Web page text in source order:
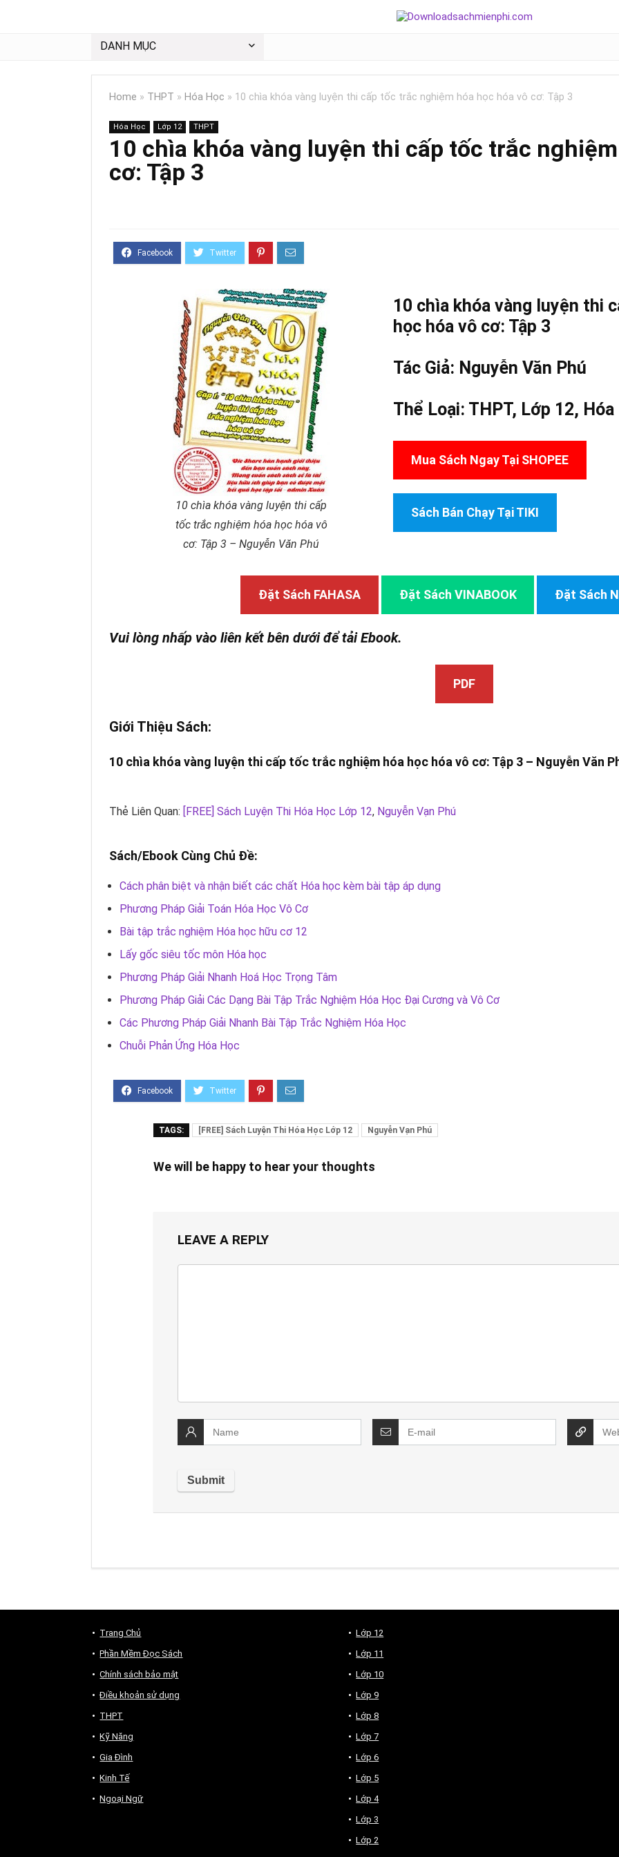
DANH MỤC
Home » THPT » Hóa Học » 10 chìa khóa vàng luyện thi cấp tốc trắc nghiệm hóa học hóa vô cơ: Tập 3
Hóa Học Lớp 12 THPT
10 chìa khóa vàng luyện thi cấp tốc trắc
cơ: Tập 3
10 chìa khóa vàng luyện thi cấp
tốc trắc nghiệm hóa học hóa vô
cơ: Tập 3 – Nguyễn Văn Phú
10 chìa khóa vàng luyện thi
học hóa vô cơ: Tập 3
Tác Giả: Nguyễn Văn Phú
Thể Loại: THPT, Lớp 12,
Mua Sách Ngay Tại SHOPEE
Sách Bán Chạy Tại TIKI
Đặt Sách FAHASA Đặt Sách VINABOOK Đặt Sách
Vui lòng nhấp vào liên kết bên dưới để tải Ebook.
PDF
Giới Thiệu Sách:
10 chìa khóa vàng luyện thi cấp tốc trắc nghiệm hóa học hóa vô cơ: Tập 3 – Nguyễn Văn
Thẻ Liên Quan: [FREE] Sách Luyện Thi Hóa Học Lớp 12, Nguyễn Vạn Phú
Sách/Ebook Cùng Chủ Đề:
Cách phân biệt và nhận biết các chất Hóa học kèm bài tập áp dụng
Phương Pháp Giải Toán Hóa Học Vô Cơ
Bài tập trắc nghiệm Hóa học hữu cơ 12
Lấy gốc siêu tốc môn Hóa học
Phương Pháp Giải Nhanh Hoá Học Trọng Tâm
Phương Pháp Giải Các Dạng Bài Tập Trắc Nghiệm Hóa Học Đại Cương và Vô Cơ
Các Phương Pháp Giải Nhanh Bài Tập Trắc Nghiệm Hóa Học
Chuỗi Phản Ứng Hóa Học
TAGS: [FREE] Sách Luyện Thi Hóa Học Lớp 12 Nguyễn Vạn Phú
We will be happy to hear your thoughts
LEAVE A REPLY
Trang Chủ
Phần Mềm Đọc Sách
Chính sách bảo mật
Điều khoản sử dụng
THPT
Kỹ Năng
Gia Đình
Kinh Tế
Ngoại Ngữ
Lớp 12
Lớp 11
Lớp 10
Lớp 9
Lớp 8
Lớp 7
Lớp 6
Lớp 5
Lớp 4
Lớp 3
Lớp 2